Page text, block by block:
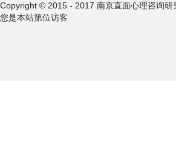
Copyright © 2015 - 2017 南京直面心理咨询
您是本站第位访客